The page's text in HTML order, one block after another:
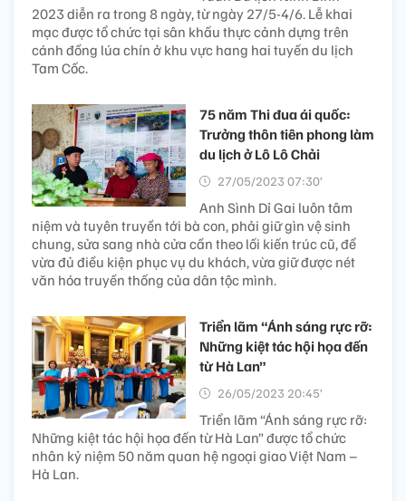
2023 diễn ra trong 8 ngày, từ ngày 27/5-4/6. Lễ khai
mạc được tổ chức tại sân khấu thực cảnh dựng trên
cánh đồng lúa chín ở khu vực hang hai tuyến du lịch
Tam Cốc.
75 năm Thi đua ái quốc:
Trưởng thôn tiên phong làm
du lịch ở Lô Lô Chải
27/05/2023 07:30’
Anh Sình Dỉ Gai luôn tâm
niệm và tuyên truyền tới bà con, phải giữ gìn vệ sinh
chung, sửa sang nhà cửa cần theo lối kiến trúc cũ, để
vừa đủ điều kiện phục vụ du khách, vừa giữ được nét
văn hóa truyền thống của dân tộc mình.
Triển lãm “Ánh sáng rực rỡ:
Những kiệt tác hội họa đến
từ Hà Lan”
26/05/2023 20:45’
Triển lãm “Ánh sáng rực rỡ:
Những kiệt tác hội họa đến từ Hà Lan” được tổ chức
nhân kỷ niệm 50 năm quan hệ ngoại giao Việt Nam –
Hà Lan.